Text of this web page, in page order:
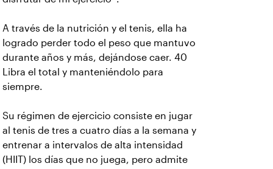
A través de la nutrición y el tenis, ella ha
logrado perder todo el peso que mantuvo
durante años y más, dejándose caer. 40
Libra el total y manteniéndolo para
siempre.
Su régimen de ejercicio consiste en jugar
al tenis de tres a cuatro días a la semana y
entrenar a intervalos de alta intensidad
(HIIT) los días que no juega, pero admite